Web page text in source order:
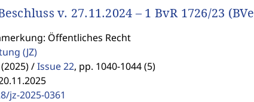
v. 27.11.2024 – 1 BvR 1726/23
Öffentliches Recht
(JZ)
/ Issue 22, pp. 1040-1044 (5)
jz-2025-0361